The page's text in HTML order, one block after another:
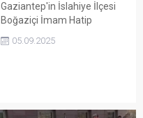
Gaziantep'in İslahiye İlçesi
Boğaziçi İmam Hatip
Lisesi'nde görev yapan
idareci ve öğretmenler,
05.09.2025